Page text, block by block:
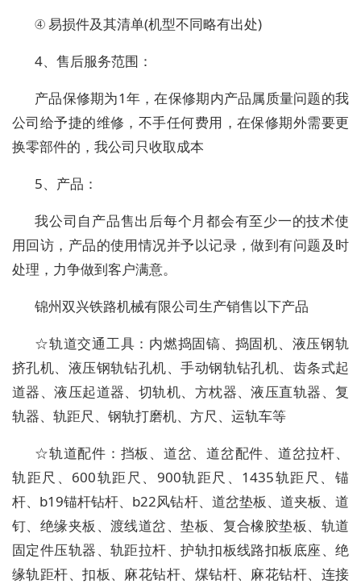
④ 易损件及其清单(机型不同略有出处)
4、售后服务范围：
产品保修期为1年，在保修期内产品属质量问题的我
公司给予捷的维修，不手任何费用，在保修期外需要更
换零部件的，我公司只收取成本
5、产品：
我公司自产品售出后每个月都会有至少一的技术使
用回访，产品的使用情况并予以记录，做到有问题及时
处理，力争做到客户满意。
锦州双兴铁路机械有限公司生产销售以下产品
☆轨道交通工具：内燃捣固镐、捣固机、液压钢轨
挤孔机、液压钢轨钻孔机、手动钢轨钻孔机、齿条式起
道器、液压起道器、切轨机、方枕器、液压直轨器、复
轨器、轨距尺、钢轨打磨机、方尺、运轨车等
☆轨道配件：挡板、道岔、道岔配件、道岔拉杆、
轨距尺、600轨距尺、900轨距尺、1435轨距尺、锚
杆、b19锚杆钻杆、b22风钻杆、道岔垫板、道夹板、道
钉、绝缘夹板、渡线道岔、垫板、复合橡胶垫板、轨道
固定件压轨器、轨距拉杆、护轨扣板线路扣板底座、绝
缘轨距杆、扣板、麻花钻杆、煤钻杆、麻花钻杆、连接